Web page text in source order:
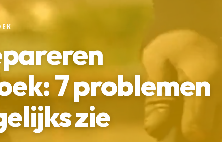
7 problemen
zie